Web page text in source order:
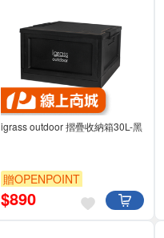
igrass outdoor 摺疊收納箱30L-黑
贈OPENPOINT
$890